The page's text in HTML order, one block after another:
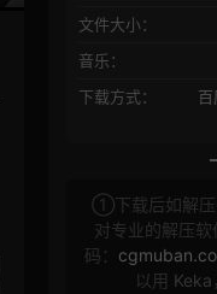
文件大小：
音乐：
下载方式：
①下载后如解压
对专业的解压
码：
以用 Keka